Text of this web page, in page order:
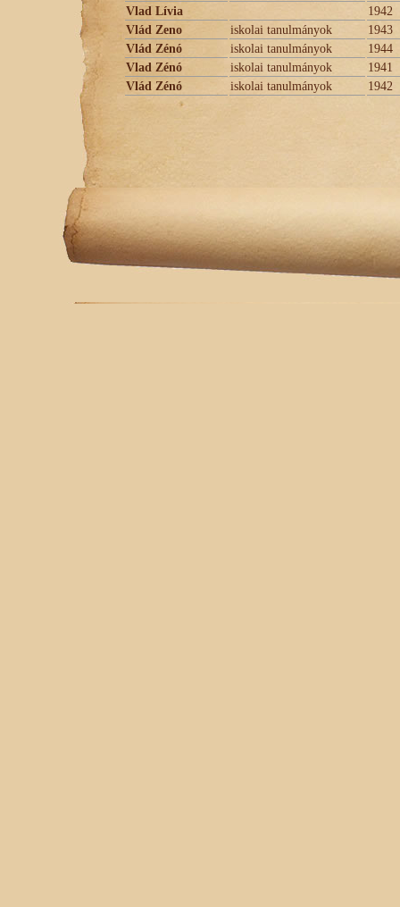
Vlad Lívia
1942
Vlád Zeno
iskolai tanulmányok
1943
Vlád Zénó
iskolai tanulmányok
1944
Vlad Zénó
iskolai tanulmányok
1941
Vlád Zénó
iskolai tanulmányok 1942